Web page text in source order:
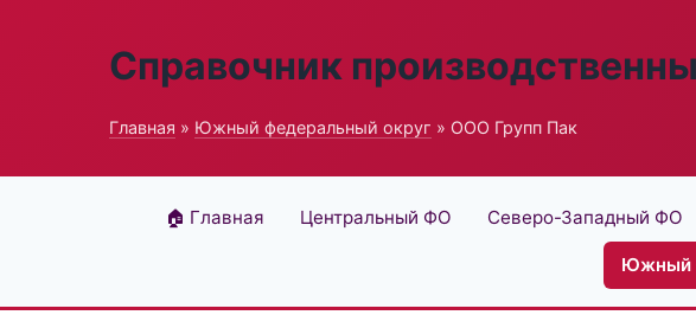
Справочник
Главная » Южный федеральный округ » ООО Групп Пак
🏠 Главная Центральный ФО Северо-Западный ФО
Южный